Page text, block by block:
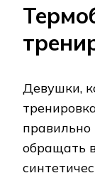
Девушки,
правильно
обращать